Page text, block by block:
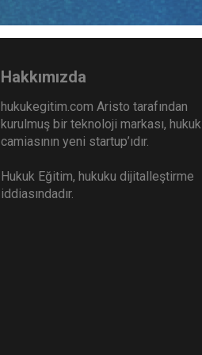
Taşınmaz Hukuku - IV. Medeni
Hukuk Kongresi - VII. Oturum
360
Hakkımızda
hukukegitim.com Aristo tarafından
kurulmuş bir teknoloji markası, hukuk
camiasının yeni startup’ıdır.
Hukuk Eğitim, hukuku dijitalleştirme
iddiasındadır.